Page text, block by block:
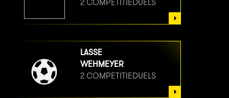
2 COMPETITIEDUELS
LASSE
WEHMEYER
2 COMPETITIEDUELS